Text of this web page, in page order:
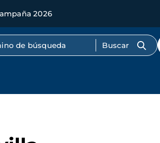
2026
texto completo